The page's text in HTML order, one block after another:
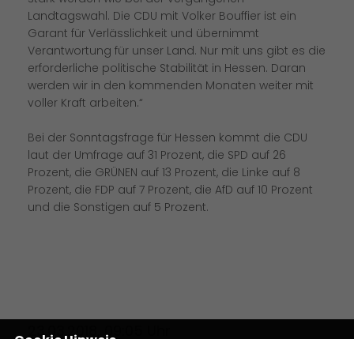
Landtagswahl. Die CDU mit Volker Bouffier ist ein
Garant für Verlässlichkeit und übernimmt
Verantwortung für unser Land. Nur mit uns gibt es die
erforderliche politische Stabilität in Hessen. Daran
werden wir in den kommenden Monaten weiter mit
voller Kraft arbeiten.“
Bei der Sonntagsfrage für Hessen kommt die CDU
laut der Umfrage auf 31 Prozent, die SPD auf 26
Prozent, die GRÜNEN auf 13 Prozent, die Linke auf 8
Prozent, die FDP auf 7 Prozent, die AfD auf 10 Prozent
und die Sonstigen auf 5 Prozent.
23.03.2018, 09:05 Uhr